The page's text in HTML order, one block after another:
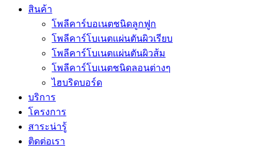
สินค้า
โพลีคาร์บอเนตชนิดลูกฟูก
โพลีคาร์โบเนตแผ่นตันผิวเรียบ
โพลีคาร์โบเนตแผ่นตันผิวส้ม
โพลีคาร์โบเนตชนิดลอนต่างๆ
ไฮบริดบอร์ด
บริการ
โครงการ
สาระน่ารู้
ติดต่อเรา